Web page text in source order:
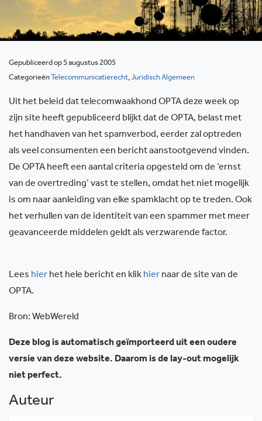
Gepubliceerd op 5 augustus 2005
Categorieën Telecommunicatierecht,Juridisch Algemeen
Uit het beleid dat telecomwaakhond OPTA deze week op
zijn site heeft gepubliceerd blijkt dat de OPTA, belast met
het handhaven van het spamverbod, eerder zal optreden
als veel consumenten een bericht aanstootgevend vinden.
De OPTA heeft een aantal criteria opgesteld om de ‘ernst
van de overtreding’ vast te stellen, omdat het niet mogelijk
is om naar aanleiding van elke spamklacht op te treden. Ook
het verhullen van de identiteit van een spammer met meer
geavanceerde middelen geldt als verzwarende factor.
Lees hier het hele bericht en klik hier naar de site van de
OPTA.
Bron: WebWereld
Deze blog is automatisch geïmporteerd uit een oudere
versie van deze website. Daarom is de lay-out mogelijk
niet perfect.
Auteur